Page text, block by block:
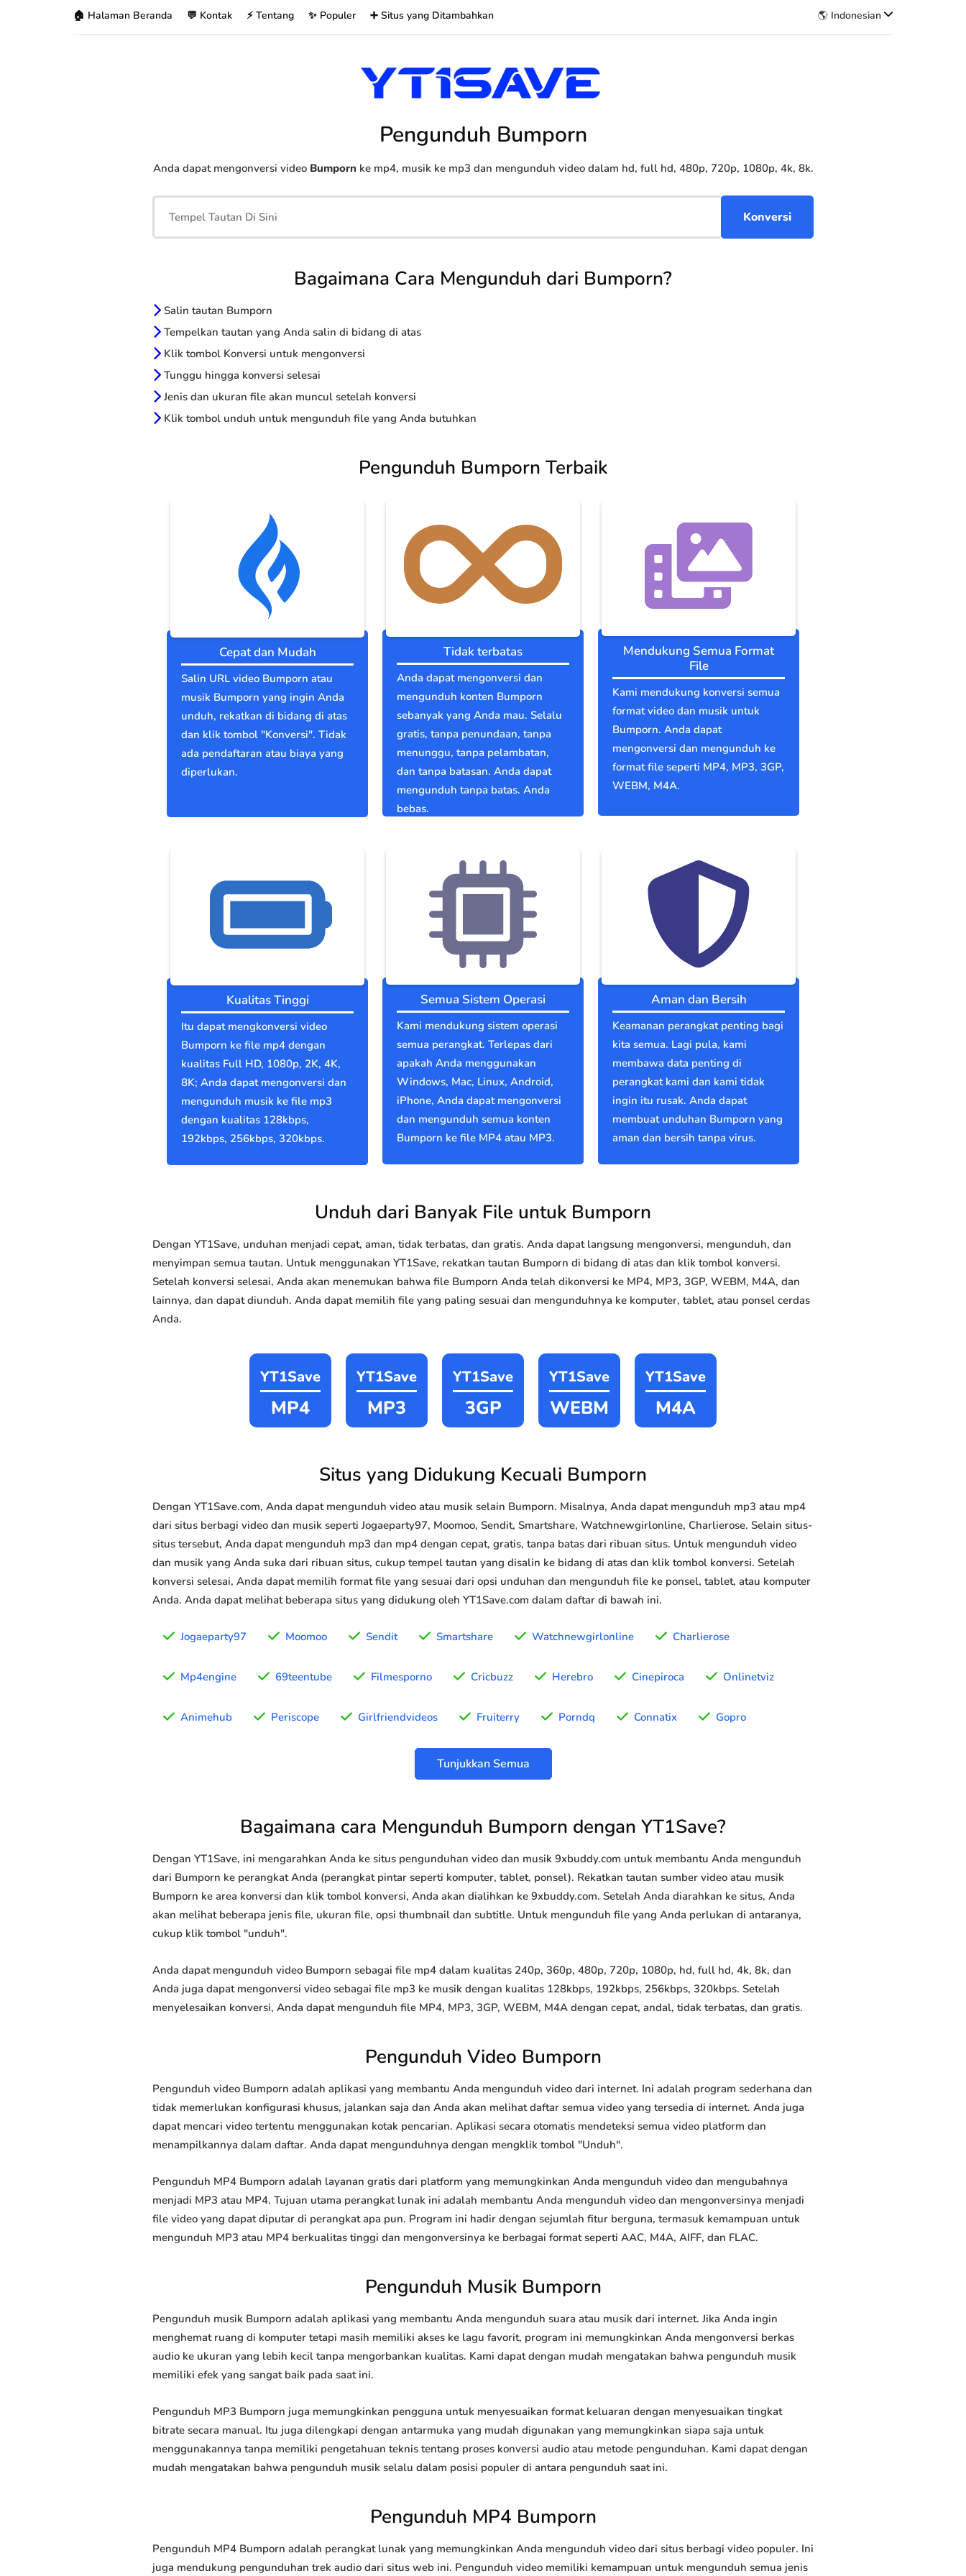
🏠 Halaman Beranda 💬 Kontak ⚡ Tentang ✨ Populer ➕ Situs yang Ditambahkan 🌎 Indonesian
Pengunduh Bumporn
Anda dapat mengonversi video Bumporn ke mp4, musik ke mp3 dan mengunduh video dalam hd, full hd, 480p, 720p, 1080p, 4k, 8k.
Bagaimana Cara Mengunduh dari Bumporn?
Salin tautan Bumporn
Tempelkan tautan yang Anda salin di bidang di atas
Klik tombol Konversi untuk mengonversi
Tunggu hingga konversi selesai
Jenis dan ukuran file akan muncul setelah konversi
Klik tombol unduh untuk mengunduh file yang Anda butuhkan
Pengunduh Bumporn Terbaik
Cepat dan Mudah
Salin URL video Bumporn atau
musik Bumporn yang ingin Anda
unduh, rekatkan di bidang di atas
dan klik tombol "Konversi". Tidak
ada pendaftaran atau biaya yang
diperlukan.
Tidak terbatas
Anda dapat mengonversi dan
mengunduh konten Bumporn
sebanyak yang Anda mau. Selalu
gratis, tanpa penundaan, tanpa
menunggu, tanpa pelambatan,
dan tanpa batasan. Anda dapat
mengunduh tanpa batas. Anda
bebas.
Mendukung Semua Format
File
Kami mendukung konversi semua
format video dan musik untuk
Bumporn. Anda dapat
mengonversi dan mengunduh ke
format file seperti MP4, MP3, 3GP,
WEBM, M4A.
Kualitas Tinggi
Itu dapat mengkonversi video
Bumporn ke file mp4 dengan
kualitas Full HD, 1080p, 2K, 4K,
8K; Anda dapat mengonversi dan
mengunduh musik ke file mp3
dengan kualitas 128kbps,
192kbps, 256kbps, 320kbps.
Semua Sistem Operasi
Kami mendukung sistem operasi
semua perangkat. Terlepas dari
apakah Anda menggunakan
Windows, Mac, Linux, Android,
iPhone, Anda dapat mengonversi
dan mengunduh semua konten
Bumporn ke file MP4 atau MP3.
Aman dan Bersih
Keamanan perangkat penting bagi
kita semua. Lagi pula, kami
membawa data penting di
perangkat kami dan kami tidak
ingin itu rusak. Anda dapat
membuat unduhan Bumporn yang
aman dan bersih tanpa virus.
Unduh dari Banyak File untuk Bumporn
Dengan YT1Save, unduhan menjadi cepat, aman, tidak terbatas, dan gratis. Anda dapat langsung mengonversi, mengunduh, dan
menyimpan semua tautan. Untuk menggunakan YT1Save, rekatkan tautan Bumporn di bidang di atas dan klik tombol konversi.
Setelah konversi selesai, Anda akan menemukan bahwa file Bumporn Anda telah dikonversi ke MP4, MP3, 3GP, WEBM, M4A, dan
lainnya, dan dapat diunduh. Anda dapat memilih file yang paling sesuai dan mengunduhnya ke komputer, tablet, atau ponsel cerdas
Anda.
YT1Save
MP4
YT1Save
MP3
YT1Save
3GP
YT1Save
WEBM
YT1Save
M4A
Situs yang Didukung Kecuali Bumporn
Dengan YT1Save.com, Anda dapat mengunduh video atau musik selain Bumporn. Misalnya, Anda dapat mengunduh mp3 atau mp4
dari situs berbagi video dan musik seperti Jogaeparty97, Moomoo, Sendit, Smartshare, Watchnewgirlonline, Charlierose. Selain situs-
situs tersebut, Anda dapat mengunduh mp3 dan mp4 dengan cepat, gratis, tanpa batas dari ribuan situs. Untuk mengunduh video
dan musik yang Anda suka dari ribuan situs, cukup tempel tautan yang disalin ke bidang di atas dan klik tombol konversi. Setelah
konversi selesai, Anda dapat memilih format file yang sesuai dari opsi unduhan dan mengunduh file ke ponsel, tablet, atau komputer
Anda. Anda dapat melihat beberapa situs yang didukung oleh YT1Save.com dalam daftar di bawah ini.
Jogaeparty97 Moomoo Sendit Smartshare Watchnewgirlonline Charlierose
Mp4engine 69teentube Filmesporno Cricbuzz Herebro Cinepiroca Onlinetviz
Animehub Periscope Girlfriendvideos Fruiterry Porndq Connatix Gopro
Tunjukkan Semua
Bagaimana cara Mengunduh Bumporn dengan YT1Save?
Dengan YT1Save, ini mengarahkan Anda ke situs pengunduhan video dan musik 9xbuddy.com untuk membantu Anda mengunduh
dari Bumporn ke perangkat Anda (perangkat pintar seperti komputer, tablet, ponsel). Rekatkan tautan sumber video atau musik
Bumporn ke area konversi dan klik tombol konversi, Anda akan dialihkan ke 9xbuddy.com. Setelah Anda diarahkan ke situs, Anda
akan melihat beberapa jenis file, ukuran file, opsi thumbnail dan subtitle. Untuk mengunduh file yang Anda perlukan di antaranya,
cukup klik tombol "unduh".
Anda dapat mengunduh video Bumporn sebagai file mp4 dalam kualitas 240p, 360p, 480p, 720p, 1080p, hd, full hd, 4k, 8k, dan
Anda juga dapat mengonversi video sebagai file mp3 ke musik dengan kualitas 128kbps, 192kbps, 256kbps, 320kbps. Setelah
menyelesaikan konversi, Anda dapat mengunduh file MP4, MP3, 3GP, WEBM, M4A dengan cepat, andal, tidak terbatas, dan gratis.
Pengunduh Video Bumporn
Pengunduh video Bumporn adalah aplikasi yang membantu Anda mengunduh video dari internet. Ini adalah program sederhana dan
tidak memerlukan konfigurasi khusus, jalankan saja dan Anda akan melihat daftar semua video yang tersedia di internet. Anda juga
dapat mencari video tertentu menggunakan kotak pencarian. Aplikasi secara otomatis mendeteksi semua video platform dan
menampilkannya dalam daftar. Anda dapat mengunduhnya dengan mengklik tombol "Unduh".
Pengunduh MP4 Bumporn adalah layanan gratis dari platform yang memungkinkan Anda mengunduh video dan mengubahnya
menjadi MP3 atau MP4. Tujuan utama perangkat lunak ini adalah membantu Anda mengunduh video dan mengonversinya menjadi
file video yang dapat diputar di perangkat apa pun. Program ini hadir dengan sejumlah fitur berguna, termasuk kemampuan untuk
mengunduh MP3 atau MP4 berkualitas tinggi dan mengonversinya ke berbagai format seperti AAC, M4A, AIFF, dan FLAC.
Pengunduh Musik Bumporn
Pengunduh musik Bumporn adalah aplikasi yang membantu Anda mengunduh suara atau musik dari internet. Jika Anda ingin
menghemat ruang di komputer tetapi masih memiliki akses ke lagu favorit, program ini memungkinkan Anda mengonversi berkas
audio ke ukuran yang lebih kecil tanpa mengorbankan kualitas. Kami dapat dengan mudah mengatakan bahwa pengunduh musik
memiliki efek yang sangat baik pada saat ini.
Pengunduh MP3 Bumporn juga memungkinkan pengguna untuk menyesuaikan format keluaran dengan menyesuaikan tingkat
bitrate secara manual. Itu juga dilengkapi dengan antarmuka yang mudah digunakan yang memungkinkan siapa saja untuk
menggunakannya tanpa memiliki pengetahuan teknis tentang proses konversi audio atau metode pengunduhan. Kami dapat dengan
mudah mengatakan bahwa pengunduh musik selalu dalam posisi populer di antara pengunduh saat ini.
Pengunduh MP4 Bumporn
Pengunduh MP4 Bumporn adalah perangkat lunak yang memungkinkan Anda mengunduh video dari situs berbagi video populer. Ini
juga mendukung pengunduhan trek audio dari situs web ini. Pengunduh video memiliki kemampuan untuk mengunduh semua jenis